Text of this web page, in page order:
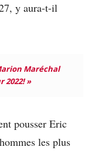
y aura-t-il
Maréchal
2022! »
pousser Eric
les plus